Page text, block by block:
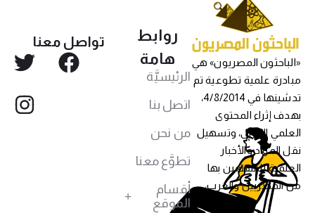
«الباحثون المصريون» هي
مبادرة علمية تطوعية تم
تدشينها في 4/8/2014،
بهدف إثراء المحتوى
العلمي العربي، وتسهيل
نقل المواد والأخبار
العلمية للمهتمين بها
من المصريين والعرب،
روابط
هامة
الرئيسيَّة
اتصل بنا
من نحن
تطوَّع معنا
أقسام
الموقع
تواصل معنا